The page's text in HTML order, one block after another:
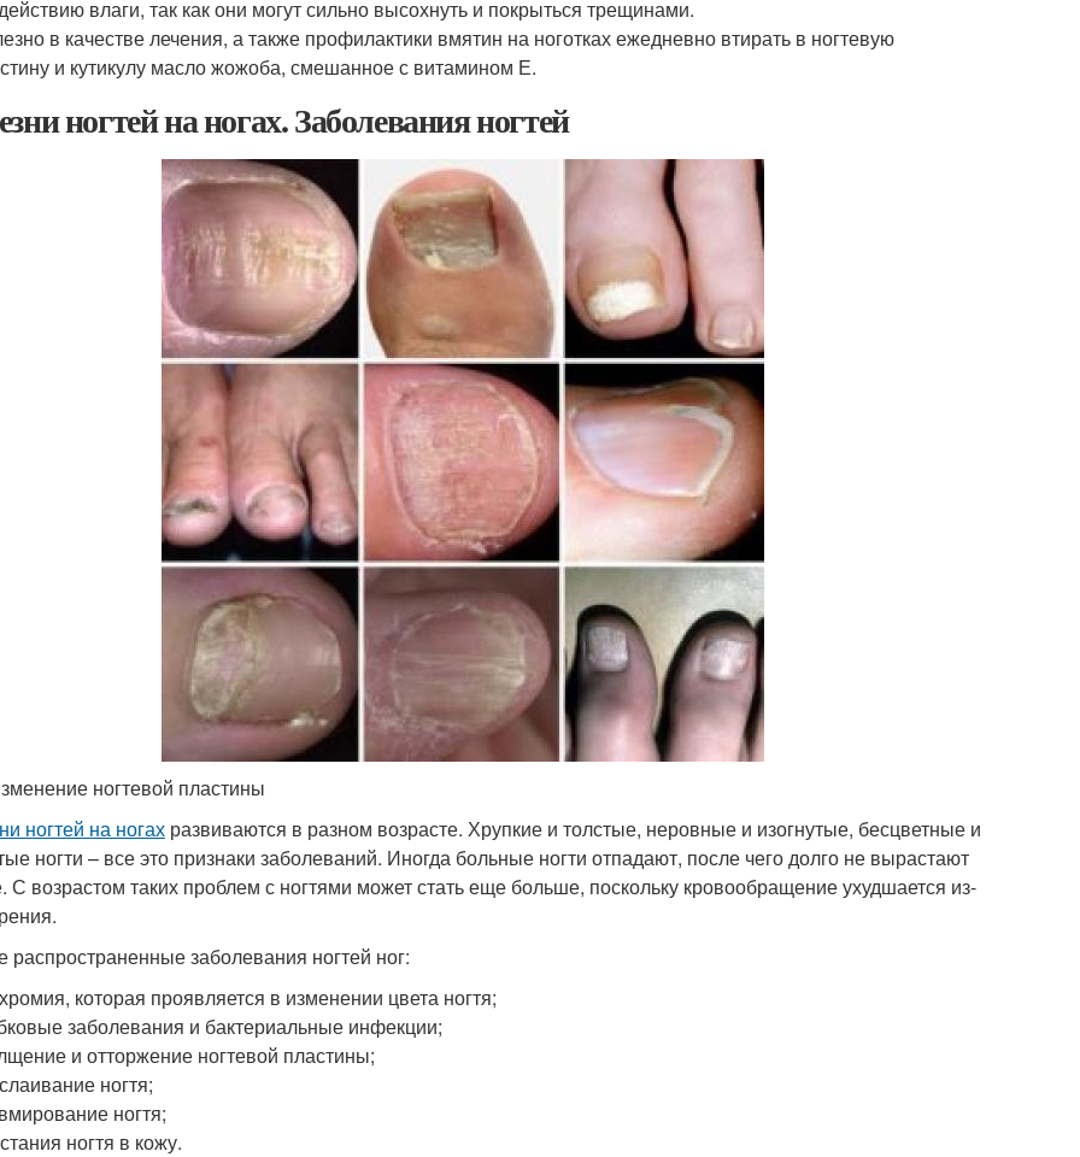
влаги, так как они могут сильно высохнуть и покрыться трещинами.
в качестве лечения, а также профилактики вмятин на ноготках ежедневно втирать в ногтевую
и кутикулу масло жожоба, смешанное с витамином Е.
ногтей на ногах. Заболевания ногтей
ногтевой пластины
ногтей на ногах развиваются в разном возрасте. Хрупкие и толстые, неровные и изогнутые, бесцветные и
ногти – все это признаки заболеваний. Иногда больные ногти отпадают, после чего долго не вырастают
С возрастом таких проблем с ногтями может стать еще больше, поскольку кровообращение ухудшается из-
заболевания ногтей ног:
которая проявляется в изменении цвета ногтя;
заболевания и бактериальные инфекции;
и отторжение ногтевой пластины;
ногтя;
ногтя;
ногтя в кожу.